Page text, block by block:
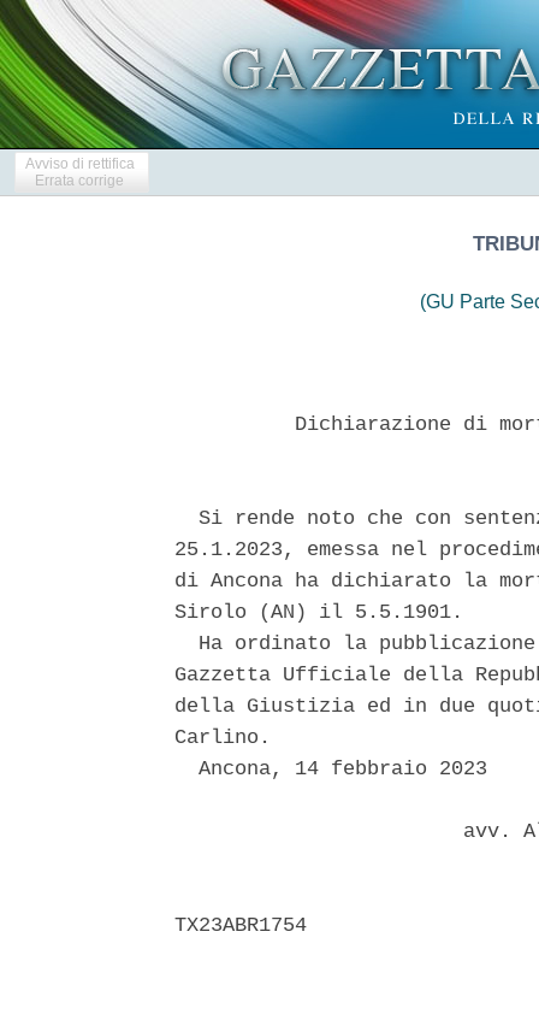
Avviso di rettifica
Errata corrige
(GU Parte
Dichiarazione di
Si rende noto che con
25.1.2023, emessa nel
di Ancona ha dichiarato la
Sirolo (AN) il 5.5.1901.
Ha ordinato la
Gazzetta Ufficiale della
della Giustizia ed in due
Carlino.
  Ancona, 14 febbraio 2023
avv.